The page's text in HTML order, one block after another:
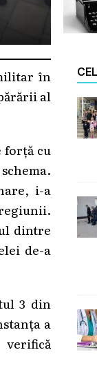
în
al
forță cu
i-a
dintre
de-a
3 din
a